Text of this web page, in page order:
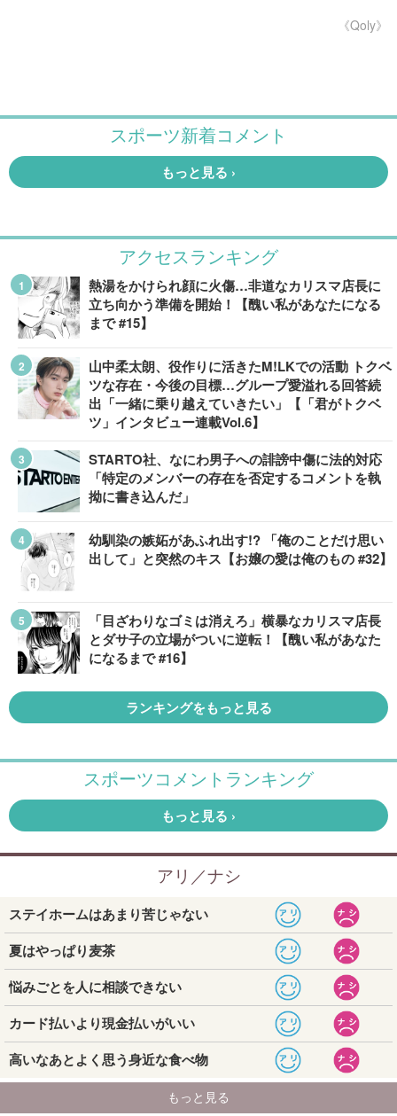
《Qoly》
アクセスランキング
熱湯をかけられ顔に火傷…非道なカリスマ店長に
立ち向かう準備を開始！【醜い私があなたになる
まで #15】
山中柔太朗、役作りに活きたM!LKでの活動 トクベ
ツな存在・今後の目標…グループ愛溢れる回答続
出「一緒に乗り越えていきたい」【「君がトクベ
ツ」インタビュー連載Vol.6】
STARTO社、なにわ男子への誹謗中傷に法的対応
「特定のメンバーの存在を否定するコメントを執
拗に書き込んだ」
幼馴染の嫉妬があふれ出す!? 「俺のことだけ思い
出して」と突然のキス【お嬢の愛は俺のもの #32】
「目ざわりなゴミは消えろ」横暴なカリスマ店長
とダサ子の立場がついに逆転！【醜い私があなた
になるまで #16】
ランキングをもっと見る